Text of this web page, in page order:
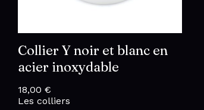
Collier Y noir et blanc en
acier inoxydable
18,00 €
Les colliers